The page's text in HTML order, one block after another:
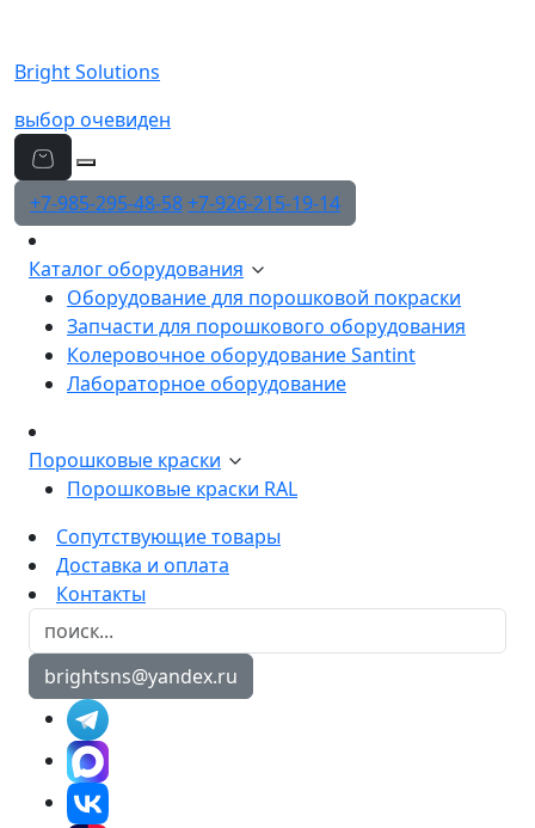
Bright Solutions
выбор очевиден
+7-985-295-48-58+7-926-215-19-14
Каталог оборудования
Оборудование для порошковой покраски
Запчасти для порошкового оборудования
Колеровочное оборудование Santint
Лабораторное оборудование
Порошковые краски
Порошковые краски RAL
Сопутствующие товары
Доставка и оплата
Контакты
brightsns@yandex.ru